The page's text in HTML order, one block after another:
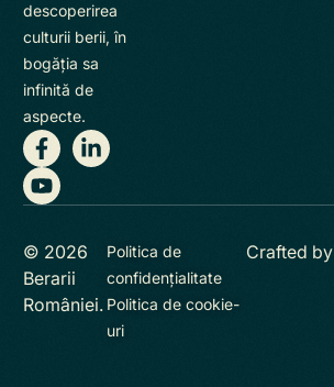
descoperirea
culturii berii, în
bogăţia sa
infinită de
aspecte.
© 2026
Berarii
României.
Politica de
confidențialitate
Politica de cookie-
uri
Crafted by